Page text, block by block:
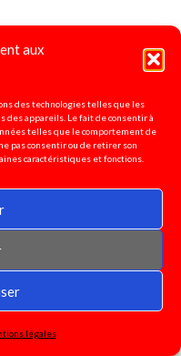
aux
des technologies telles que les
des appareils. Le fait de consentir à
telles que le comportement de
pas consentir ou de retirer son
caractéristiques et fonctions.
légales
CSA
SNUDI-FO